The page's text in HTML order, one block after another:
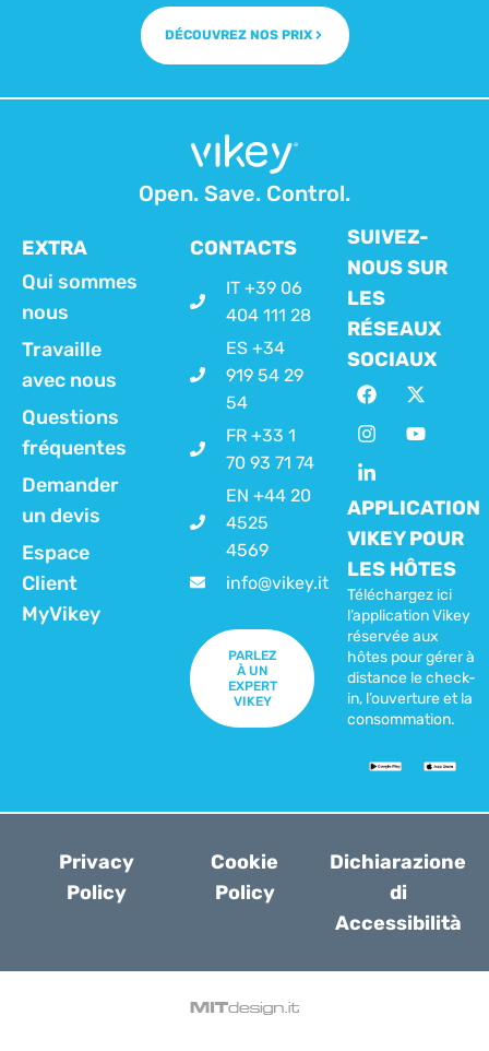
DÉCOUVREZ NOS PRIX
Open. Save. Control.
EXTRA
Qui sommes
nous
Travaille
avec nous
Questions
fréquentes
Demander
un devis
Espace
Client
MyVikey
CONTACTS
IT +39 06
404 111 28
ES +34
919 54 29
54
FR +33 1
70 93 71 74
EN +44 20
4525
4569
info@vikey.it
PARLEZ
À UN
EXPERT
VIKEY
SUIVEZ-
NOUS SUR
LES
RÉSEAUX
SOCIAUX
APPLICATION
VIKEY POUR
LES HÔTES
Téléchargez ici
l’application Vikey
réservée aux
hôtes pour gérer à
distance le check-
in, l’ouverture et la
consommation.
Privacy
Policy
Cookie
Policy
Dichiarazione
di
Accessibilità